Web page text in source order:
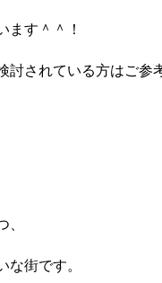
ます＾＾！
されている方はご参
、
な街です。